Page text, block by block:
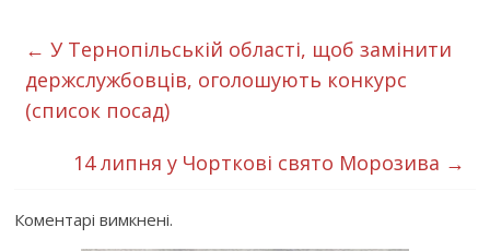
← У Тернопільській області, щоб замінити
держслужбовців, оголошують конкурс
(список посад)
14 липня у Чорткові свято Морозива →
Коментарі вимкнені.